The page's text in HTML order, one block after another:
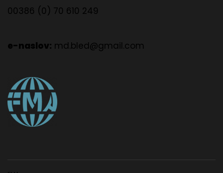
00386 (0) 70 610 249
e-naslov: md.bled@gmail.com